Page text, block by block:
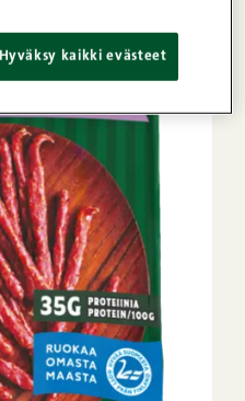
Hyväksy kaikki evästeet